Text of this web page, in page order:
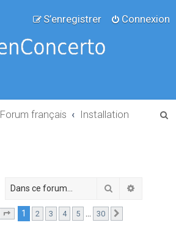
Connexion
S’enregistrer
Forum français Installation
Rechercher
Page sur30
1 2 3 4 5 … 30